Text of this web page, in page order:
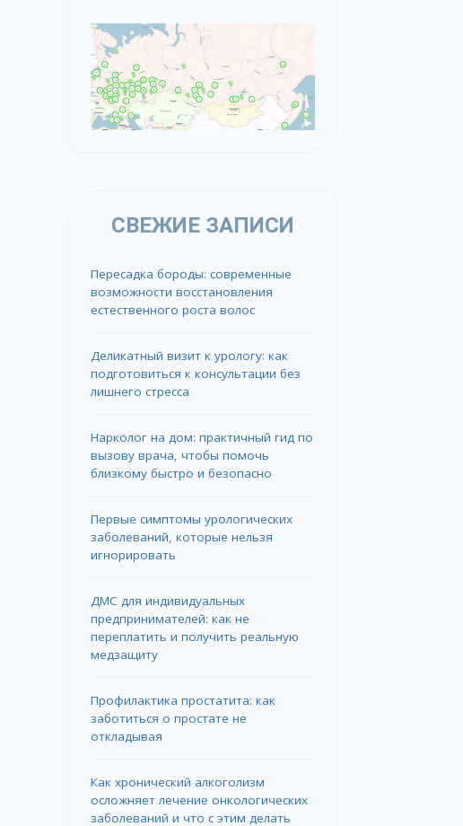
СВЕЖИЕ ЗАПИСИ
Пересадка бороды: современные
возможности восстановления
естественного роста волос
Деликатный визит к урологу: как
подготовиться к консультации без
лишнего стресса
Нарколог на дом: практичный гид по
вызову врача, чтобы помочь
близкому быстро и безопасно
Первые симптомы урологических
заболеваний, которые нельзя
игнорировать
ДМС для индивидуальных
предпринимателей: как не
переплатить и получить реальную
медзащиту
Профилактика простатита: как
заботиться о простате не
откладывая
Как хронический алкоголизм
осложняет лечение онкологических
заболеваний и что с этим делать